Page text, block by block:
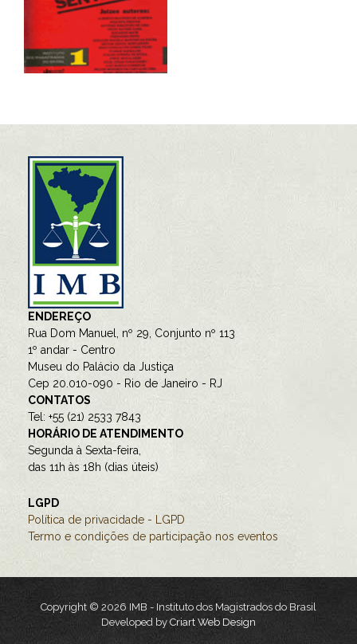
ENDEREÇO
Rua Dom Manuel, nº 29, Conjunto nº 113
1º andar - Centro
Museu do Palácio da Justiça
Cep 20.010-090 - Rio de Janeiro - RJ
CONTATOS
Tel: +55 (21) 2533 7843
HORÁRIO DE ATENDIMENTO
Segunda à Sexta-feira,
das 11h às 18h (dias úteis)
LGPD
Política de privacidade - LGPD
Termo e condições de participação nos eventos
Copyright © 2026 IMB - Instituto dos Magistrados do Brasil
Developed byCriart Web Design